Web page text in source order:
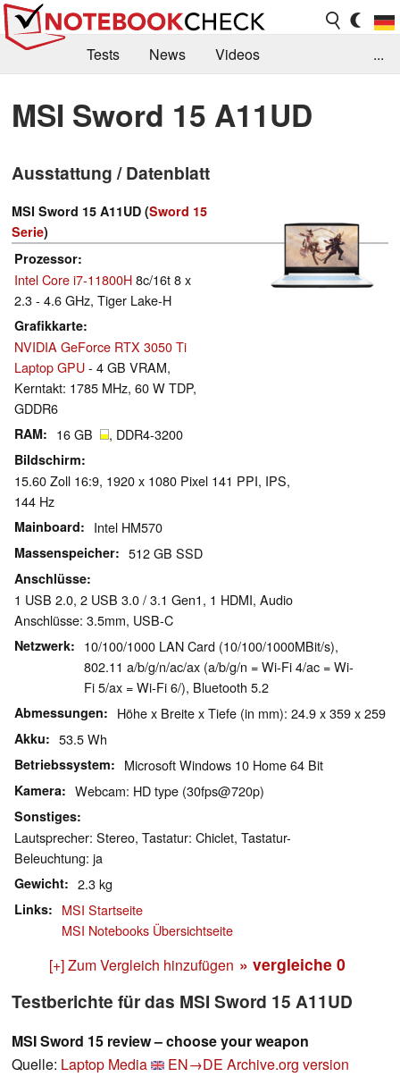
Tests News
Videos
Kaufberatung
Deals Suche
Jobs
Forum
...
MSI Sword 15 A11UD
Ausstattung / Datenblatt
MSI Sword 15 A11UD (Sword 15
Serie)
Prozessor
Intel Core i7-11800H8c/16t 8 x
2.3 - 4.6 GHz, Tiger Lake-H
Grafikkarte
NVIDIA GeForce RTX 3050 Ti
Laptop GPU- 4 GB VRAM,
Kerntakt: 1785 MHz, 60 W TDP,
GDDR6
RAM 16 GB , DDR4-3200
Bildschirm
15.60 Zoll 16:9, 1920 x 1080 Pixel 141 PPI, IPS,
144 Hz
Mainboard Intel HM570
Massenspeicher 512 GB SSD
Anschlüsse
1 USB 2.0, 2 USB 3.0 / 3.1 Gen1, 1 HDMI, Audio
Anschlüsse: 3.5mm, USB-C
Netzwerk
10/100/1000 LAN Card (10/100/1000MBit/s),
802.11 a/b/g/n/ac/ax (a/b/g/n = Wi-Fi 4/ac = Wi-
Fi 5/ax = Wi-Fi 6/), Bluetooth 5.2
Abmessungen Höhe x Breite x Tiefe (in mm): 24.9 x 359 x 259
Akku 53.5 Wh
Betriebssystem Microsoft Windows 10 Home 64 Bit
Kamera Webcam: HD type (30fps@720p)
Sonstiges
Lautsprecher: Stereo, Tastatur: Chiclet, Tastatur-
Beleuchtung: ja
Gewicht 2.3 kg
Links
MSI Startseite
MSI Notebooks Übersichtseite
[+] Zum Vergleich hinzufügen » vergleiche 0
Testberichte für das MSI Sword 15 A11UD
MSI Sword 15 review – choose your weapon
Quelle: Laptop Media EN→DE Archive.org version